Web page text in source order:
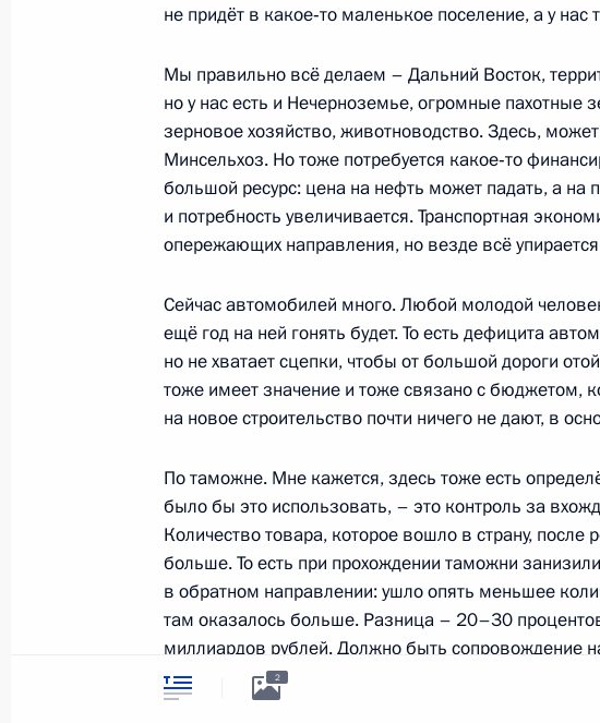
Президента
России
События
Структура
Видео и фото
Документы
Контакты
Для СМИ
Подписаться
Справочник
Версия для людей
с ограниченными
возможностями
English
ресурсы
Президента России
Президент России
Текущий ресурс
Конституция России
Государственная
символика
Президент России —
гражданам школьного
возраста
Виртуальный тур по
личный сайт
Администрация
Президента России
не придёт в какое‑то маленькое поселение, а у
Мы правильно всё делаем – Дальний Восток,
но у нас есть и Нечерноземье, огромные пахотные
зерновое хозяйство, животноводство. Здесь,
Минсельхоз. Но тоже потребуется какое‑то
большой ресурс: цена на нефть может падать, а на
и потребность увеличивается. Транспортная
опережающих направления, но везде всё
Сейчас автомобилей много. Любой молодой
ещё год на ней гонять будет. То есть дефицита
но не хватает сцепки, чтобы от большой дороги
тоже имеет значение и тоже связано с бюджетом,
на новое строительство почти ничего не дают, в
По таможне. Мне кажется, здесь тоже есть
было бы это использовать, – это контроль за
Количество товара, которое вошло в страну, после
больше. То есть при прохождении таможни
в обратном направлении: ушло опять меньшее
там оказалось больше. Разница – 20–30
миллиардов рублей. Должно быть сопровождение
в каком количестве он ушёл, и в каком количестве
2